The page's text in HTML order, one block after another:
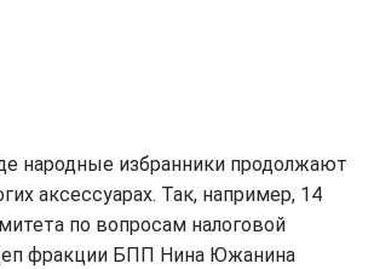
народные избранники продолжают
аксессуарах. Так, например, 14
по вопросам налоговой
фракции БПП Нина Южанина